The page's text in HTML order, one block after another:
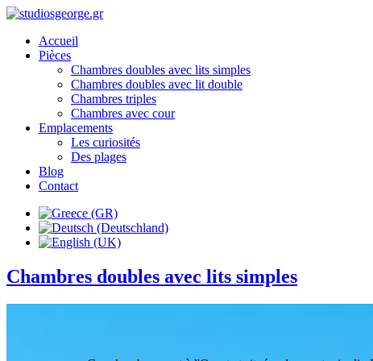
Accueil
Pièces
Chambres doubles avec lits simples
Chambres doubles avec lit double
Chambres triples
Chambres avec cour
Emplacements
Les curiosités
Des plages
Blog
Contact
Chambres doubles avec lits simples